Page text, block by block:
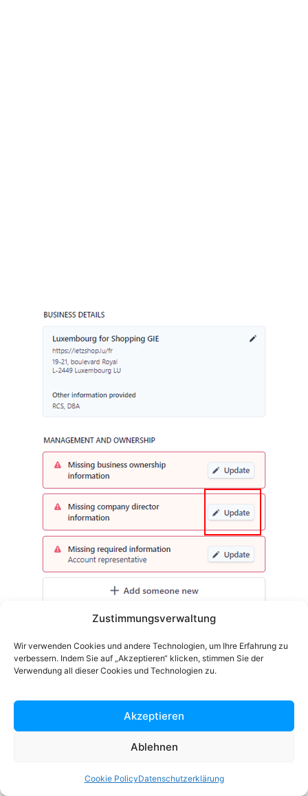
Zustimmungsverwaltung
Wir verwenden Cookies und andere Technologien, um Ihre Erfahrung zu
verbessern. Indem Sie auf „Akzeptieren“ klicken, stimmen Sie der
Verwendung all dieser Cookies und Technologien zu.
Akzeptieren
Ablehnen
Cookie PolicyDatenschutzerklärung
vereinfachen, klicken Sie einfach auf die Schaltfläche
Continue with no directors.